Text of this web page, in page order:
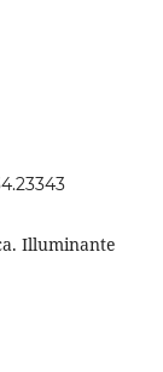
Illuminante